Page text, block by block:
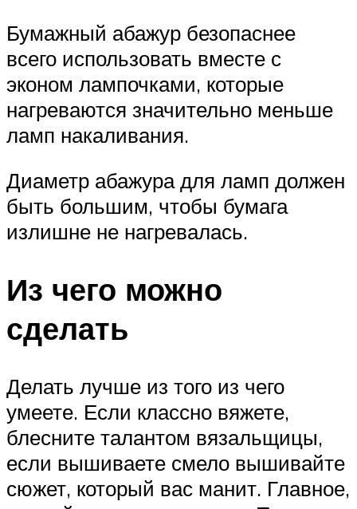
Бумажный абажур безопаснее
всего использовать вместе с
эконом лампочками, которые
нагреваются значительно меньше
ламп накаливания.
Диаметр абажура для ламп должен
быть большим, чтобы бумага
излишне не нагревалась.
Из чего можно
сделать
Делать лучше из того из чего
умеете. Если классно вяжете,
блесните талантом вязальщицы,
если вышиваете смело вышивайте
сюжет, который вас манит. Главное,